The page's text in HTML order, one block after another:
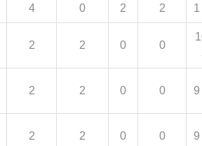
4 0 2 2 1
2 2 0 0
2 2 0 0 9
2 2 0 0 9